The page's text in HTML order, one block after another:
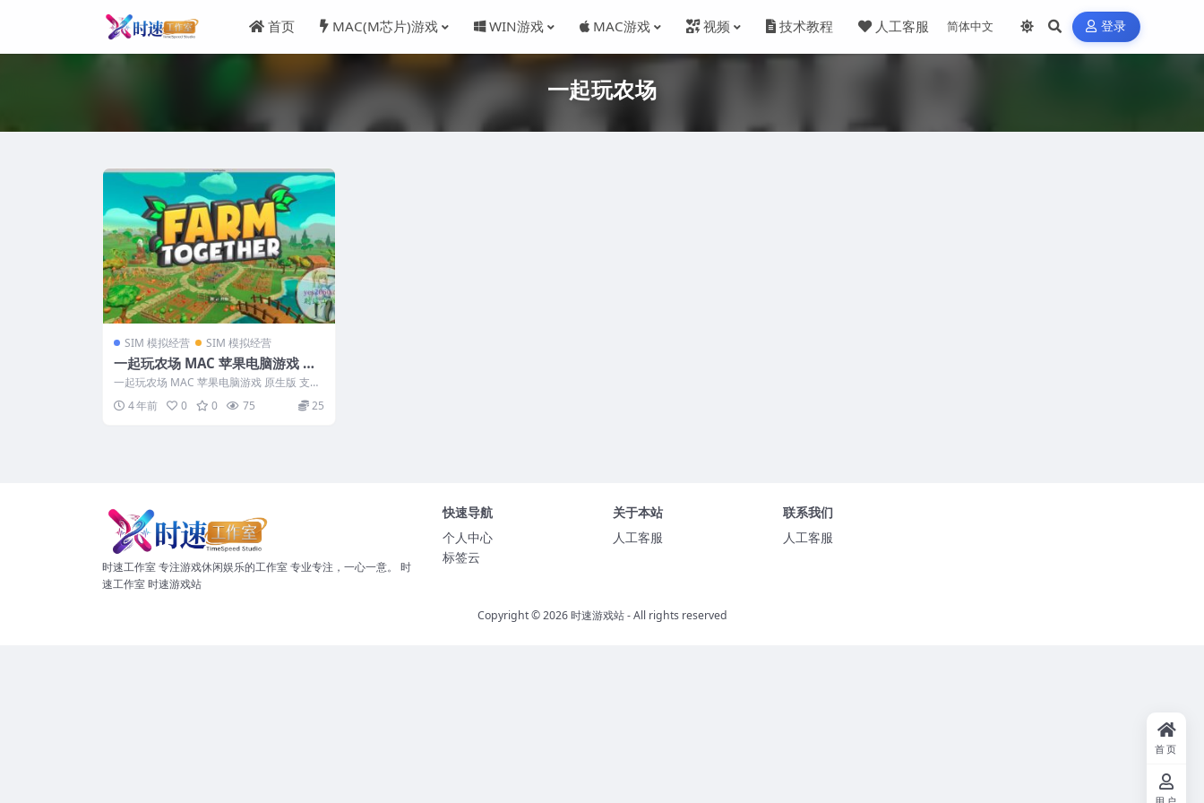
首页 MAC(M芯片)游戏 WIN游戏 MAC游戏 视频 技术教程 人工客服 登录
一起玩农场
SIM 模拟经营 SIM 模拟经营
一起玩农场 MAC 苹果电脑游戏 原
生版 支援10.14 10.15 11 12 13 适
用于APPLE CPU
一起玩农场 MAC 苹果电脑游戏 原生版 支援
10.14 10.15 11 12...
4 年前 0 0 75 25
时速工作室 专注游戏休闲娱乐的工作室 专业专注，一心一意。 时
速工作室 时速游戏站
快速导航
个人中心
标签云
关于本站
人工客服
联系我们
人工客服
Copyright © 2026时速游戏站- All rights reserved
首页